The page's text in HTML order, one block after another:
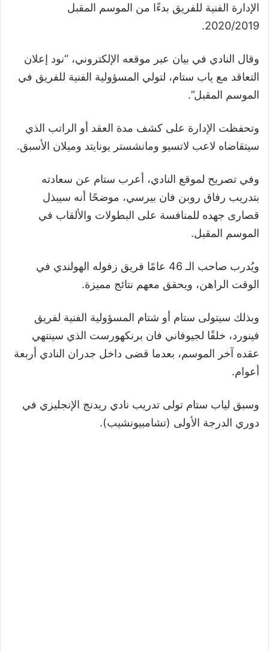
الإدارة الفنية للفريق بدءًا من الموسم المقبل
2020/2019.
وقال النادي في بيان عبر موقعه الإلكتروني، “نود إعلان
التعاقد مع ياب ستام، لتولي المسؤولية الفنية للفريق في
الموسم المقبل”.
وتحفظت الإدارة على كشف مدة العقد أو الراتب الذي
سيتقاضاه لاعب لاتسيو ومانشستر يونايتد وميلان الأسبق.
وفي تصريح لموقع النادي، أعرب ستام عن سعادته
بتدريب رفاق روبن فان بيرسي، موضحًا أنه سيبذل
قصارى جهده للمنافسة على البطولات والألقاب في
الموسم المقبل.
ويُدرب صاحب الـ 46 عامًا فريق زفوله الهولندي في
الوقت الراهن، ويحقق معهم نتائج مميزة.
وبذلك سيتولى ستام أو شتام المسؤولية الفنية لفريق
فينورد، خلفًا لجيوفاني فان برنكهورست الذي سينتهي
عقده آخر الموسم، بعدما قضى داخل جدران النادي أربعة
أعوام.
وسبق لياب ستام تولى تدريب نادي ريدنج الإنجليزي في
دوري الدرجة الأولى (تشامبيونشيب).